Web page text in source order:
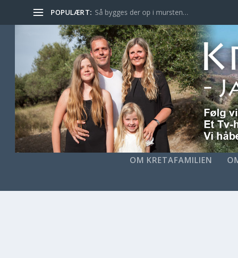
POPULÆRT: Så bygges der op i mursten…
OM KRETAFAMILIEN